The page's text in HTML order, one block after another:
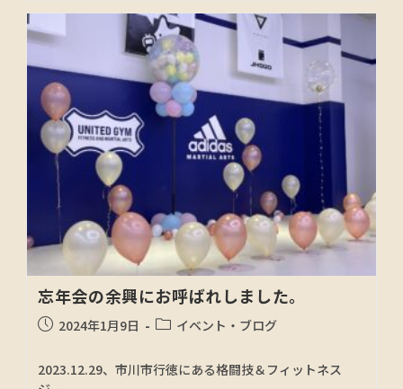
忘年会の余興にお呼ばれしました。
2024年1月9日 イベント・ブログ
2023.12.29、市川市行徳にある格闘技＆フィットネス